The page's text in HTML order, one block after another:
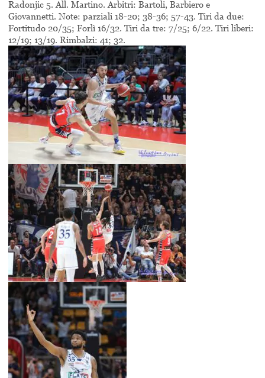
Radonjic 5. All. Martino. Arbitri: Bartoli, Barbiero e
Giovannetti. Note: parziali 18-20; 38-36; 57-43. Tiri da due:
Fortitudo 20/35; Forlì 16/32. Tiri da tre: 7/25; 6/22. Tiri liberi:
12/19; 13/19. Rimbalzi: 41; 32.